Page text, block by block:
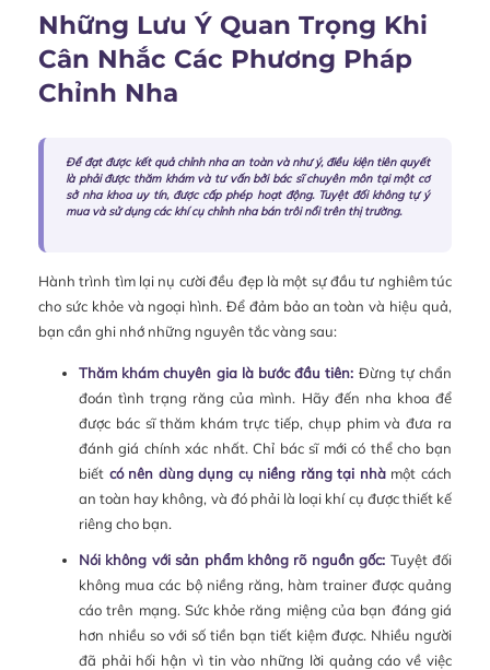
Những Lưu Ý Quan Trọng Khi
Cân Nhắc Các Phương Pháp
Chỉnh Nha
Để đạt được kết quả chỉnh nha an toàn và như ý, điều kiện tiên quyết
là phải được thăm khám và tư vấn bởi bác sĩ chuyên môn tại một cơ
sở nha khoa uy tín, được cấp phép hoạt động. Tuyệt đối không tự ý
mua và sử dụng các khí cụ chỉnh nha bán trôi nổi trên thị trường.
Hành trình tìm lại nụ cười đều đẹp là một sự đầu tư nghiêm túc
cho sức khỏe và ngoại hình. Để đảm bảo an toàn và hiệu quả,
bạn cần ghi nhớ những nguyên tắc vàng sau:
Thăm khám chuyên gia là bước đầu tiên: Đừng tự chẩn
đoán tình trạng răng của mình. Hãy đến nha khoa để
được bác sĩ thăm khám trực tiếp, chụp phim và đưa ra
đánh giá chính xác nhất. Chỉ bác sĩ mới có thể cho bạn
biết có nên dùng dụng cụ niềng răng tại nhàmột cách
an toàn hay không, và đó phải là loại khí cụ được thiết kế
riêng cho bạn.
Nói không với sản phẩm không rõ nguồn gốc: Tuyệt đối
không mua các bộ niềng răng, hàm trainer được quảng
cáo trên mạng. Sức khỏe răng miệng của bạn đáng giá
hơn nhiều so với số tiền bạn tiết kiệm được. Nhiều người
đã phải hối hận vì tin vào những lời quảng cáo về việc